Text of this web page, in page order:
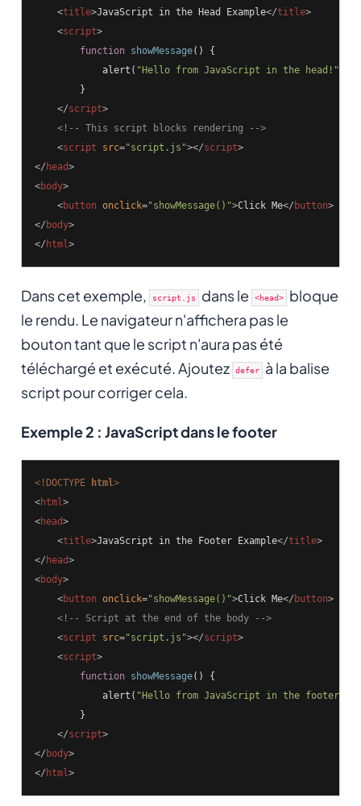
<title>JavaScript in the Head Example</title>
<script>
function
showMessage()
{
            alert(
"Hello from JavaScript in the head!"
        }
</script>
<!-- This script blocks rendering -->
<script src="script.js"></script>
</ head>
<body>
<button onclick="showMessage()">Click Me</ button>
</ body>
</ html>
Dans cet exemple, script.js dans le <head>
bloque
le rendu. Le navigateur n'affichera pas le
bouton tant que le script n'aura pas été
téléchargé et exécuté. Ajoutez defer à la balise
script pour corriger cela.
Exemple 2 : JavaScript dans le footer
<!DOCTYPE html>
<html>
<head>
<title>JavaScript in the Footer Example</title>
</ head>
<body>
<button onclick="showMessage()">Click Me</ button>
<!-- Script at the end of the body -->
<script src="script.js"></script>
<script>
function
showMessage()
{
            alert(
"Hello from JavaScript in the footer!"
        }
</script>
</ body>
</ html>